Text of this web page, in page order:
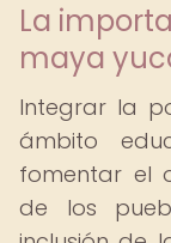
La
maya
Integrar la
ámbito
fomentar el
de los